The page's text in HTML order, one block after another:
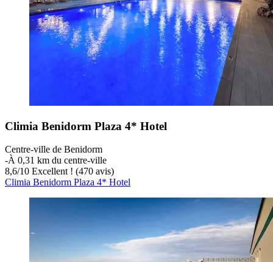
Climia Benidorm Plaza 4* Hotel
Centre-ville de Benidorm
‐À 0,31 km du centre-ville
8,6/10 Excellent ! (470 avis)
Climia Benidorm Plaza 4* Hotel